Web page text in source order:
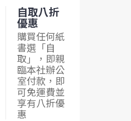
自取八折
優惠
購買任何紙
書選「自
取」，即親
臨本社辦公
室付款，即
可免運費並
享有八折優
惠